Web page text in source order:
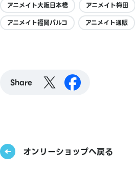
アニメイト大阪日本橋
アニメイト梅田
アニメイト福岡パルコ
アニメイト通販
Share
オンリーショップへ戻る